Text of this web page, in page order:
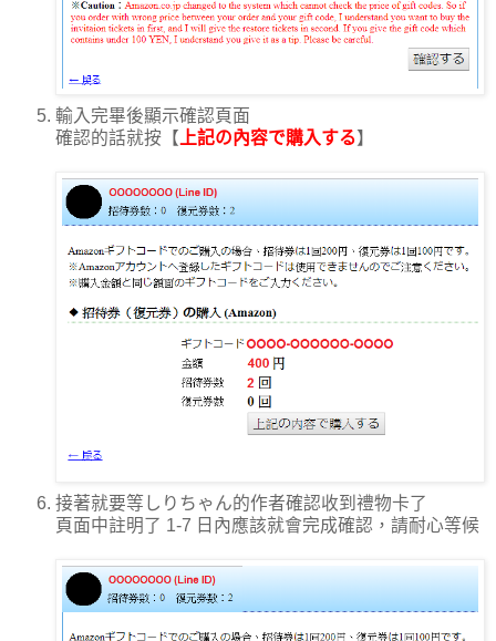
輸入完畢後顯示確認頁面
確認的話就按【 上記の內容で購入する】
接著就要等しりちゃん的作者確認收到禮物卡了
頁面中註明了 1-7 日內應該就會完成確認，請耐心等候